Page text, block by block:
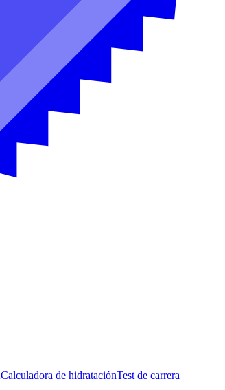
Calculadora de hidrataciónTest de carrera